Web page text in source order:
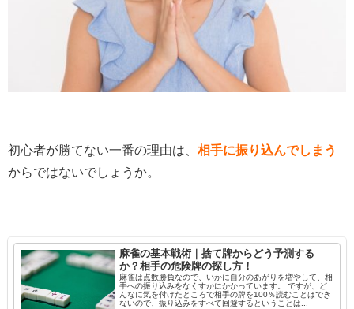
初心者が勝てない一番の理由は、 相手に振り込んでしまう
からではないでしょうか。
麻雀の基本戦術｜捨て牌からどう予測する
か？相手の危険牌の探し方！
麻雀は点数勝負なので、いかに自分のあがりを増やして、相
手への振り込みをなくすかにかかっています。 ですが、ど
んなに気を付けたところで相手の牌を100％読むことはでき
ないので、振り込みをすべて回避するということは...